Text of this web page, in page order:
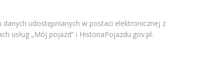
udostępnianych w postaci elektronicznej z
usług „Mój pojazd” i HistoriaPojazdu.gov.pl.